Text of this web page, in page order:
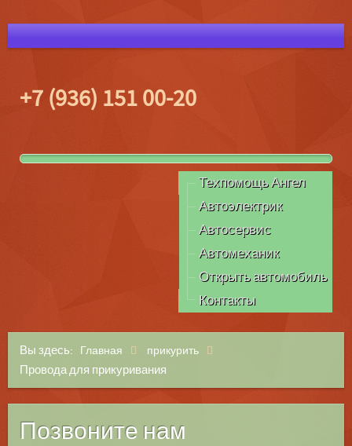
+7 (936) 151 00-20
Техпомощь Ангел
Автоэлектрик
Автосервис
Автомеханик
Открыть автомобиль
Контакты
Вы здесь: Главная прикурить
Провода для прикуривания
Позвоните нам